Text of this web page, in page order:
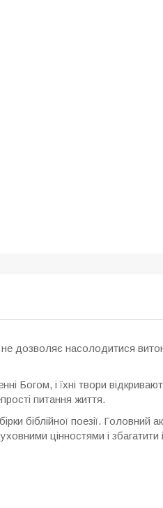
дозволяє насолодитися
Богом, і їхні твори
питання життя.
біблійної поезії. Головний
цінностями і збагатити